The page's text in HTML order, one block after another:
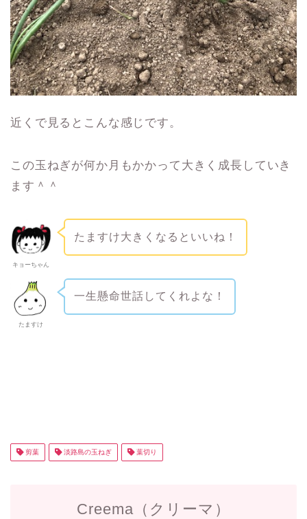
近くで見るとこんな感じです。
この玉ねぎが何か月もかかって大きく成長していき
ます＾＾
キョーちゃん
たますけ大きくなるといいね！
たますけ
一生懸命世話してくれよな！
剪葉 淡路島の玉ねぎ 葉切り
Creema（クリーマ）